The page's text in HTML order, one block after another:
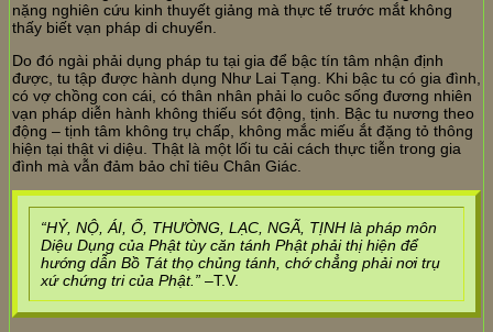
nặng nghiên cứu kinh thuyết giảng mà thực tế trước mắt không
thấy biết vạn pháp di chuyển.
Do đó ngài phải dụng pháp tu tại gia để bậc tín tâm nhận định
được, tu tập được hành dụng Như Lai Tạng. Khi bậc tu có gia đình,
có vợ chồng con cái, có thân nhân phải lo cuôc sống đương nhiên
vạn pháp diễn hành không thiếu sót động, tịnh. Bậc tu nương theo
động – tịnh tâm không trụ chấp, không mắc miếu ắt đặng tỏ thông
hiện tại thật vi diệu. Thật là một lối tu cải cách thực tiễn trong gia
đình mà vẫn đảm bảo chỉ tiêu Chân Giác.
“HỶ, NỘ, ÁI, Ố, THƯỜNG, LẠC, NGÃ, TỊNH là pháp môn
Diệu Dụng của Phật tùy căn tánh Phật phải thị hiện để
hướng dẫn Bồ Tát thọ chủng tánh, chớ chẳng phải nơi trụ
xứ chứng tri của Phật.” –T.V.